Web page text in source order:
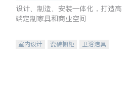
设计、制造、安装一体化，打造高
端定制家具和商业空间
室内设计 瓷砖橱柜
卫浴洁具